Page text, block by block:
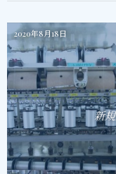
2020年8月18日
新